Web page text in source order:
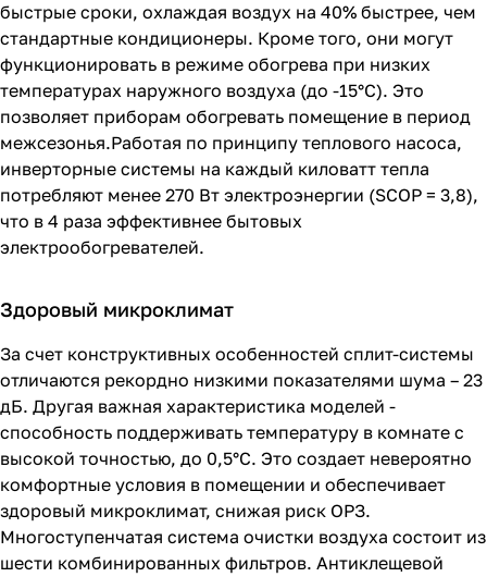
быстрые сроки, охлаждая воздух на 40% быстрее, чем
стандартные кондиционеры. Кроме того, они могут
функционировать в режиме обогрева при низких
температурах наружного воздуха (до -15°С). Это
позволяет приборам обогревать помещение в период
межсезонья.Работая по принципу теплового насоса,
инверторные системы на каждый киловатт тепла
потребляют менее 270 Вт электроэнергии (SCOP = 3,8),
что в 4 раза эффективнее бытовых
электрообогревателей.
Здоровый микроклимат
За счет конструктивных особенностей сплит-системы
отличаются рекордно низкими показателями шума – 23
дБ. Другая важная характеристика моделей -
способность поддерживать температуру в комнате с
высокой точностью, до 0,5°С. Это создает невероятно
комфортные условия в помещении и обеспечивает
здоровый микроклимат, снижая риск ОРЗ.
Многоступенчатая система очистки воздуха состоит из
шести комбинированных фильтров. Антиклещевой